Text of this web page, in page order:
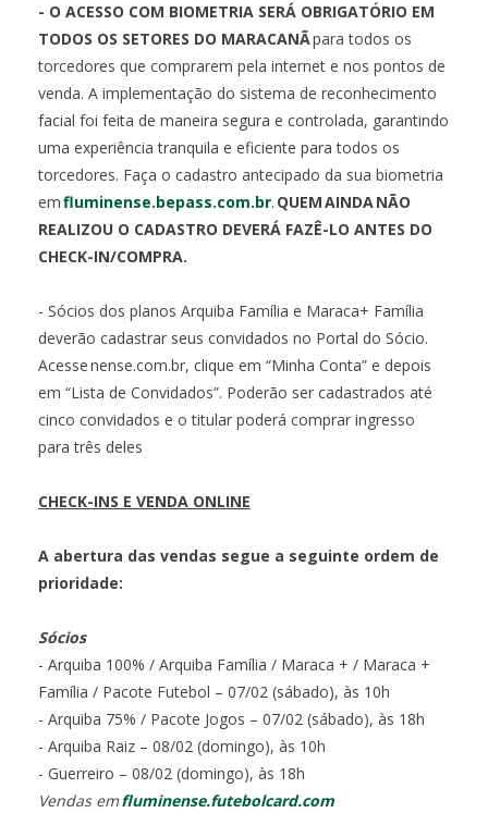
- O ACESSO COM BIOMETRIA SERÁ OBRIGATÓRIO EM
TODOS OS SETORES DO MARACANÃpara todos os
torcedores que comprarem pela internet e nos pontos de
venda. A implementação do sistema de reconhecimento
facial foi feita de maneira segura e controlada, garantindo
uma experiência tranquila e eficiente para todos os
torcedores. Faça o cadastro antecipado da sua biometria
emfluminense.bepass.com.br. QUEMAINDANÃO
REALIZOU O CADASTRO DEVERÁ FAZÊ-LO ANTES DO
CHECK-IN/COMPRA.
- Sócios dos planos Arquiba Família e Maraca+ Família
deverão cadastrar seus convidados no Portal do Sócio.
Acesse nense.com.br, clique em “Minha Conta” e depois
em “Lista de Convidados”. Poderão ser cadastrados até
cinco convidados e o titular poderá comprar ingresso
para três deles
CHECK-INS E VENDA ONLINE
A abertura das vendas segue a seguinte ordem de
prioridade:
Sócios
- Arquiba 100% / Arquiba Família / Maraca + / Maraca +
Família / Pacote Futebol – 07/02 (sábado), às 10h
- Arquiba 75% / Pacote Jogos – 07/02 (sábado), às 18h
- Arquiba Raiz – 08/02 (domingo), às 10h
- Guerreiro – 08/02 (domingo), às 18h
Vendas emfluminense.futebolcard.com